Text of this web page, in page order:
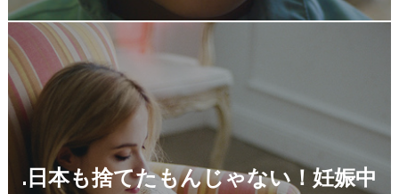
.日本も捨てたもんじゃない！妊娠中